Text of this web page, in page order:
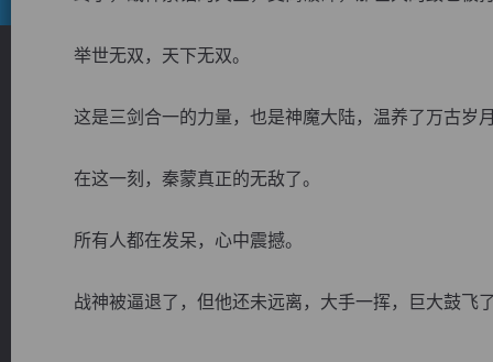
举世无双，天下无双。
这是三剑合一的力量，也是神魔大陆，温养了万古岁
在这一刻，秦蒙真正的无敌了。
所有人都在发呆，心中震撼。
战神被逼退了，但他还未远离，大手一挥，巨大鼓飞